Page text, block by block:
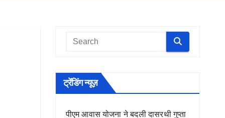
ट्रेंडिंग न्यूज़
पीएम आवास योजना ने बदली दासरथी गुप्ता